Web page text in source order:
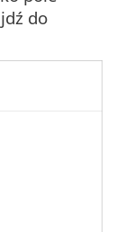
do